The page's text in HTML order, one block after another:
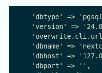
'dbtype' =>
'version' =>
'dbname' =>
'dbhost' =>
  'dbport' => '',